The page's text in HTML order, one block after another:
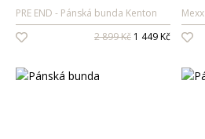
PRE END
Pánská bunda Kenton
2 899 Kč 1 449 Kč
Mexx